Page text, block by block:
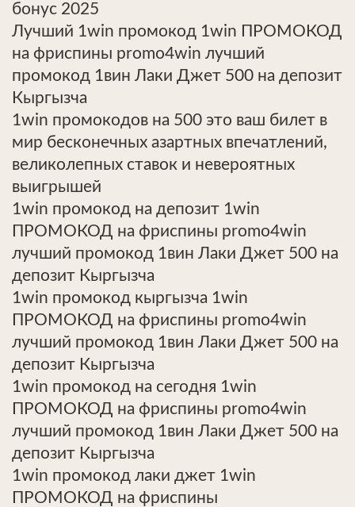
бонус 2025
Лучший 1win промокод 1win ПРОМОКОД
на фриспины promo4win лучший
промокод 1вин Лаки Джет 500 на депозит
Кыргызча
1win промокодов на 500 это ваш билет в
мир бесконечных азартных впечатлений,
великолепных ставок и невероятных
выигрышей
1win промокод на депозит 1win
ПРОМОКОД на фриспины promo4win
лучший промокод 1вин Лаки Джет 500 на
депозит Кыргызча
1win промокод кыргызча 1win
ПРОМОКОД на фриспины promo4win
лучший промокод 1вин Лаки Джет 500 на
депозит Кыргызча
1win промокод на сегодня 1win
ПРОМОКОД на фриспины promo4win
лучший промокод 1вин Лаки Джет 500 на
депозит Кыргызча
1win промокод лаки джет 1win
ПРОМОКОД на фриспины